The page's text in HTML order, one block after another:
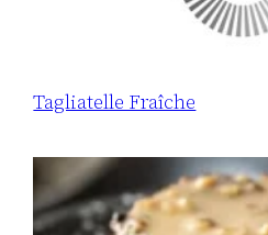
Tagliatelle Fraîche